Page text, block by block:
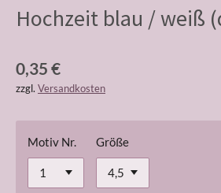
Hochzeit blau / weiß
0,35 €
zzgl. Versandkosten
Motiv Nr. Größe